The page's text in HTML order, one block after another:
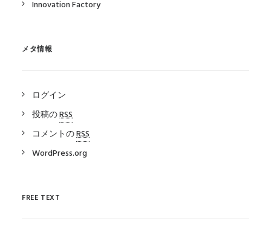
Innovation Factory
メタ情報
ログイン
投稿のRSS
コメントのRSS
WordPress.org
FREE TEXT